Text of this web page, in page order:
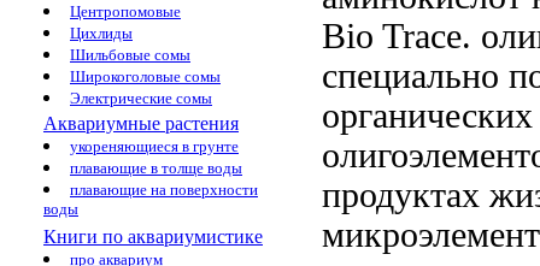
Центропомовые
Цихлиды
Шильбовые сомы
Широкоголовые сомы
Электрические сомы
Аквариумные растения
укореняющиеся в грунте
плавающие в толще воды
плавающие на поверхности
воды
Книги по аквариумистике
про аквариум
Bio Trace.
специально
продуктах